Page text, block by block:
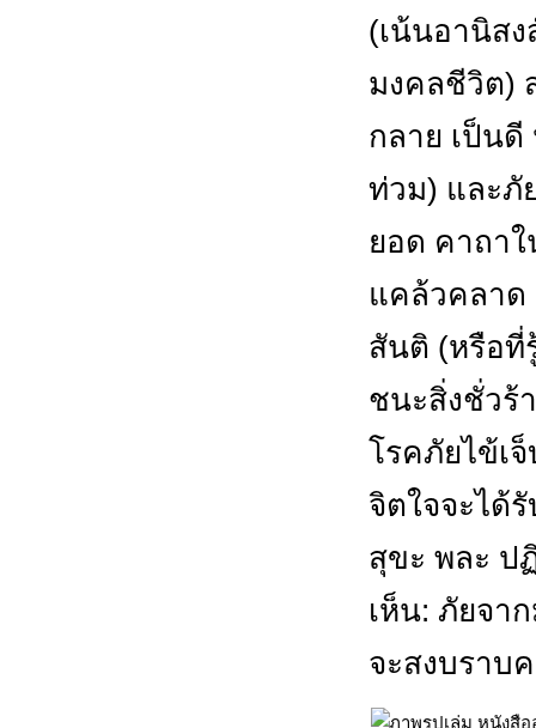
(เน้นอานิสง
มงคลชีวิต)
กลาย เป็น
ท่วม) และภั
ยอด คาถา
แคล้วคลาด
สันติ (หรือที่
ชนะสิ่งชั่วร้
โรคภัยไข้เ
จิตใจจะได้
สุขะ พละ ป
เห็น: ภัยจา
จะสงบราบ